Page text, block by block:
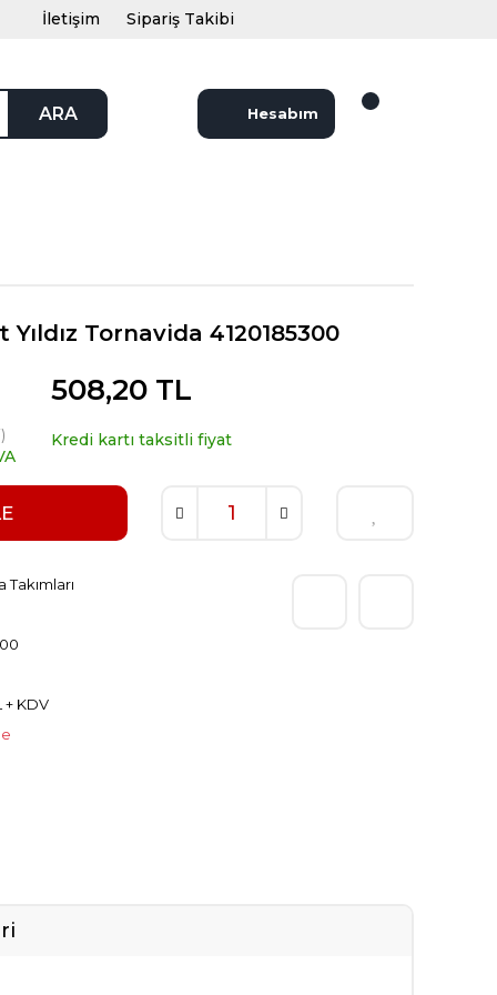
İletişim Sipariş Takibi
ARA Hesabım
Tornavida 4120185300
508,20 TL
Kredi kartı taksitli fiyat
Takımları
+ KDV